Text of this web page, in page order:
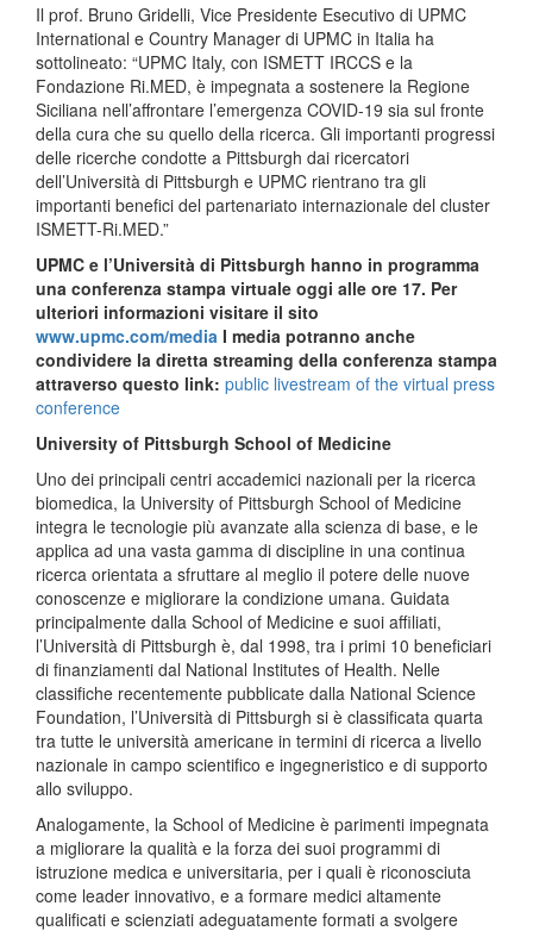
Il prof. Bruno Gridelli, Vice Presidente Esecutivo di UPMC
International e Country Manager di UPMC in Italia ha
sottolineato: “UPMC Italy, con ISMETT IRCCS e la
Fondazione Ri.MED, è impegnata a sostenere la Regione
Siciliana nell’affrontare l’emergenza COVID-19 sia sul fronte
della cura che su quello della ricerca. Gli importanti progressi
delle ricerche condotte a Pittsburgh dai ricercatori
dell’Università di Pittsburgh e UPMC rientrano tra gli
importanti benefici del partenariato internazionale del cluster
ISMETT-Ri.MED.”
UPMC e l’Università di Pittsburgh hanno in programma
una conferenza stampa virtuale oggi alle ore 17. Per
ulteriori informazioni visitare il sito
www.upmc.com/media I media potranno anche
condividere la diretta streaming della conferenza stampa
attraverso questo link: public livestream of the virtual press
conference
University of Pittsburgh School of Medicine
Uno dei principali centri accademici nazionali per la ricerca
biomedica, la University of Pittsburgh School of Medicine
integra le tecnologie più avanzate alla scienza di base, e le
applica ad una vasta gamma di discipline in una continua
ricerca orientata a sfruttare al meglio il potere delle nuove
conoscenze e migliorare la condizione umana. Guidata
principalmente dalla School of Medicine e suoi affiliati,
l’Università di Pittsburgh è, dal 1998, tra i primi 10 beneficiari
di finanziamenti dal National Institutes of Health. Nelle
classifiche recentemente pubblicate dalla National Science
Foundation, l’Università di Pittsburgh si è classificata quarta
tra tutte le università americane in termini di ricerca a livello
nazionale in campo scientifico e ingegneristico e di supporto
allo sviluppo.
Analogamente, la School of Medicine è parimenti impegnata
a migliorare la qualità e la forza dei suoi programmi di
istruzione medica e universitaria, per i quali è riconosciuta
come leader innovativo, e a formare medici altamente
qualificati e scienziati adeguatamente formati a svolgere